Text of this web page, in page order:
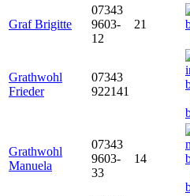
Graf Brigitte
07343
9603-
12
21
Grathwohl
Frieder
07343
922141
Grathwohl
Manuela
07343
9603-
33
14